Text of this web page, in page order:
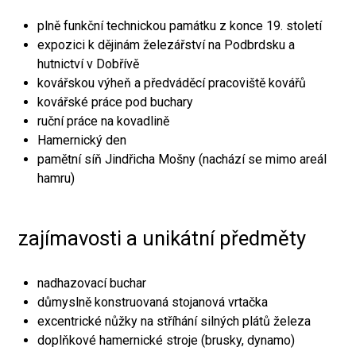
plně funkční technickou památku z konce 19. století
expozici k dějinám železářství na Podbrdsku a
hutnictví v Dobřívě
kovářskou výheň a předváděcí pracoviště kovářů
kovářské práce pod buchary
ruční práce na kovadlině
Hamernický den
pamětní síň Jindřicha Mošny (nachází se mimo areál
hamru)
zajímavosti a unikátní předměty
nadhazovací buchar
důmyslně konstruovaná stojanová vrtačka
excentrické nůžky na stříhání silných plátů železa
doplňkové hamernické stroje (brusky, dynamo)